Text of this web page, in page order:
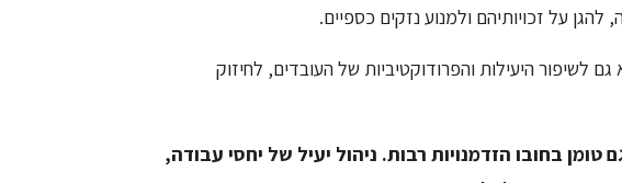
על זכויותיהם ולמנוע נזקים כספיים.
לשיפור היעילות והפרודוקטיביות של העובדים, לחיזוק
בחובו הזדמנויות רבות. ניהול יעיל של יחסי עבודה,